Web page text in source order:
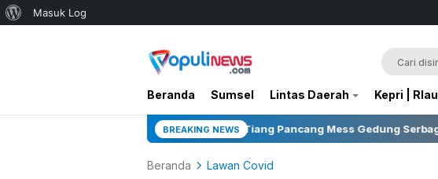
Tentang
Masuk Log
Beranda Sumsel Lintas Daerah Kepri | RIau
BREAKING NEWS
Rumdin Bupati dan Tiang Pancang Mess Gedung Serbaguna Jadi Sorotan Publik
Beranda Lawan Covid